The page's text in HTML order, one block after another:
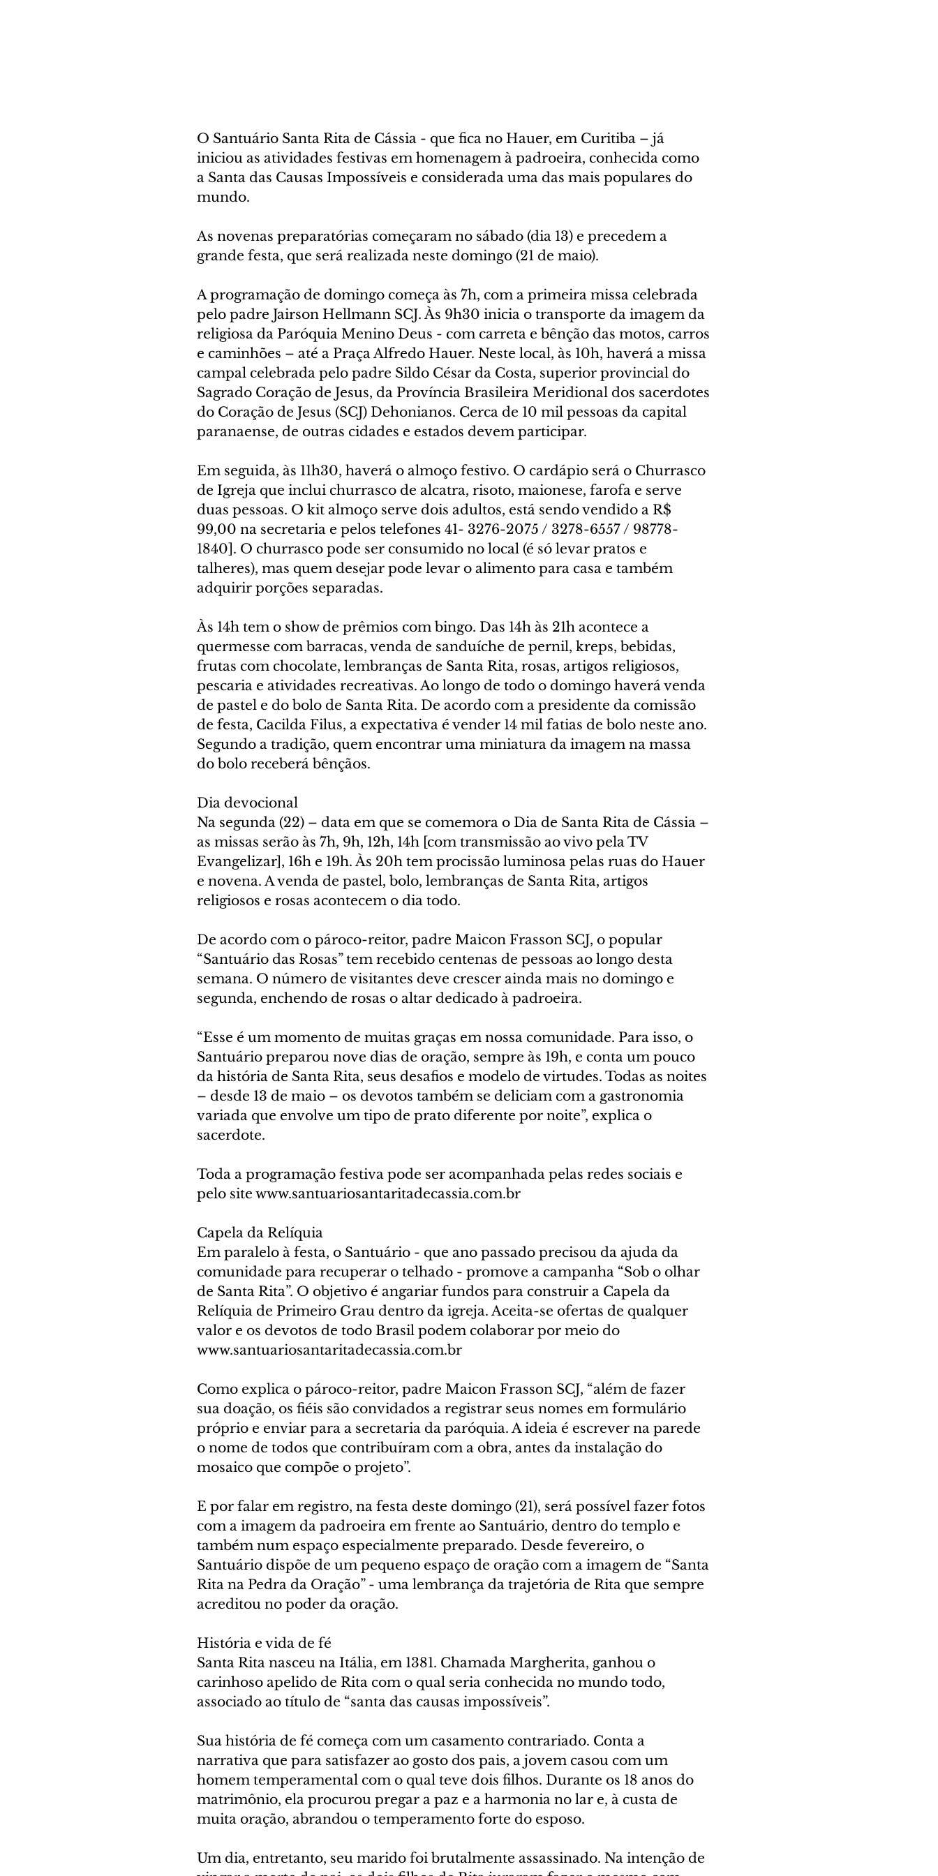
O Santuário Santa Rita de Cássia - que fica no Hauer, em Curitiba – já
iniciou as atividades festivas em homenagem à padroeira, conhecida como
a Santa das Causas Impossíveis e considerada uma das mais populares do
mundo.
As novenas preparatórias começaram no sábado (dia 13) e precedem a
grande festa, que será realizada neste domingo (21 de maio).
A programação de domingo começa às 7h, com a primeira missa celebrada
pelo padre Jairson Hellmann SCJ. Às 9h30 inicia o transporte da imagem da
religiosa da Paróquia Menino Deus - com carreta e bênção das motos, carros
e caminhões – até a Praça Alfredo Hauer. Neste local, às 10h, haverá a missa
campal celebrada pelo padre Sildo César da Costa, superior provincial do
Sagrado Coração de Jesus, da Província Brasileira Meridional dos sacerdotes
do Coração de Jesus (SCJ) Dehonianos. Cerca de 10 mil pessoas da capital
paranaense, de outras cidades e estados devem participar.
Em seguida, às 11h30, haverá o almoço festivo. O cardápio será o Churrasco
de Igreja que inclui churrasco de alcatra, risoto, maionese, farofa e serve
duas pessoas. O kit almoço serve dois adultos, está sendo vendido a R$
99,00 na secretaria e pelos telefones 41- 3276-2075 / 3278-6557 / 98778-
1840]. O churrasco pode ser consumido no local (é só levar pratos e
talheres), mas quem desejar pode levar o alimento para casa e também
adquirir porções separadas.
Às 14h tem o show de prêmios com bingo. Das 14h às 21h acontece a
quermesse com barracas, venda de sanduíche de pernil, kreps, bebidas,
frutas com chocolate, lembranças de Santa Rita, rosas, artigos religiosos,
pescaria e atividades recreativas. Ao longo de todo o domingo haverá venda
de pastel e do bolo de Santa Rita. De acordo com a presidente da comissão
de festa, Cacilda Filus, a expectativa é vender 14 mil fatias de bolo neste ano.
Segundo a tradição, quem encontrar uma miniatura da imagem na massa
do bolo receberá bênçãos.
Dia devocional
Na segunda (22) – data em que se comemora o Dia de Santa Rita de Cássia –
as missas serão às 7h, 9h, 12h, 14h [com transmissão ao vivo pela TV
Evangelizar], 16h e 19h. Às 20h tem procissão luminosa pelas ruas do Hauer
e novena. A venda de pastel, bolo, lembranças de Santa Rita, artigos
religiosos e rosas acontecem o dia todo.
De acordo com o pároco-reitor, padre Maicon Frasson SCJ, o popular
“Santuário das Rosas” tem recebido centenas de pessoas ao longo desta
semana. O número de visitantes deve crescer ainda mais no domingo e
segunda, enchendo de rosas o altar dedicado à padroeira.
“Esse é um momento de muitas graças em nossa comunidade. Para isso, o
Santuário preparou nove dias de oração, sempre às 19h, e conta um pouco
da história de Santa Rita, seus desafios e modelo de virtudes. Todas as noites
– desde 13 de maio – os devotos também se deliciam com a gastronomia
variada que envolve um tipo de prato diferente por noite”, explica o
sacerdote.
Toda a programação festiva pode ser acompanhada pelas redes sociais e
pelo site www.santuariosantaritadecassia.com.br
Capela da Relíquia
Em paralelo à festa, o Santuário - que ano passado precisou da ajuda da
comunidade para recuperar o telhado - promove a campanha “Sob o olhar
de Santa Rita”. O objetivo é angariar fundos para construir a Capela da
Relíquia de Primeiro Grau dentro da igreja. Aceita-se ofertas de qualquer
valor e os devotos de todo Brasil podem colaborar por meio do
www.santuariosantaritadecassia.com.br
Como explica o pároco-reitor, padre Maicon Frasson SCJ, “além de fazer
sua doação, os fiéis são convidados a registrar seus nomes em formulário
próprio e enviar para a secretaria da paróquia. A ideia é escrever na parede
o nome de todos que contribuíram com a obra, antes da instalação do
mosaico que compõe o projeto”.
E por falar em registro, na festa deste domingo (21), será possível fazer fotos
com a imagem da padroeira em frente ao Santuário, dentro do templo e
também num espaço especialmente preparado. Desde fevereiro, o
Santuário dispõe de um pequeno espaço de oração com a imagem de “Santa
Rita na Pedra da Oração” - uma lembrança da trajetória de Rita que sempre
acreditou no poder da oração.
História e vida de fé
Santa Rita nasceu na Itália, em 1381. Chamada Margherita, ganhou o
carinhoso apelido de Rita com o qual seria conhecida no mundo todo,
associado ao título de “santa das causas impossíveis”.
Sua história de fé começa com um casamento contrariado. Conta a
narrativa que para satisfazer ao gosto dos pais, a jovem casou com um
homem temperamental com o qual teve dois filhos. Durante os 18 anos do
matrimônio, ela procurou pregar a paz e a harmonia no lar e, à custa de
muita oração, abrandou o temperamento forte do esposo.
Um dia, entretanto, seu marido foi brutalmente assassinado. Na intenção de